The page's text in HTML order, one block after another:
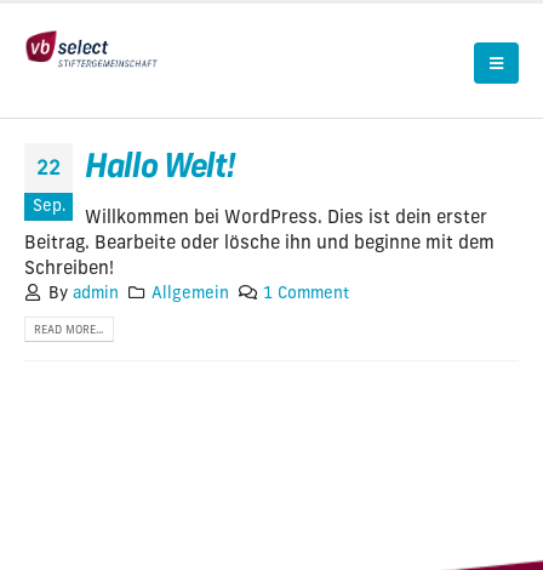
22
Sep.
Hallo Welt!
Willkommen bei WordPress. Dies ist dein erster
Beitrag. Bearbeite oder lösche ihn und beginne mit dem
Schreiben!
By admin Allgemein 1 Comment
READ MORE...